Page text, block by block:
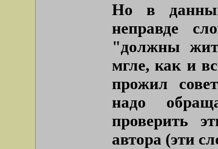
Но в
неправде
"должны
мгле, как и
прожил
надо
проверить
автора (эти